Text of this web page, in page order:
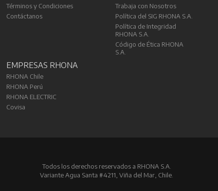
Términos y Condiciones
Contáctanos
Trabaja con Nosotros
Política del SIG RHONA S.A.
Política de Integridad
RHONA S.A.
Código de Ética RHONA
S.A.
EMPRESAS RHONA
RHONA Chile
RHONA Perú
RHONA ELECTRIC
Covisa
Todos los derechos reservados a RHONA S.A.
Variante Agua Santa #4211, Viña del Mar, Chile.